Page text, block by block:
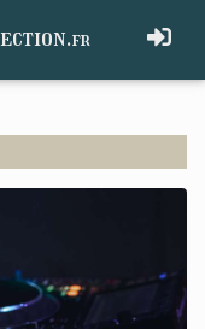
fr